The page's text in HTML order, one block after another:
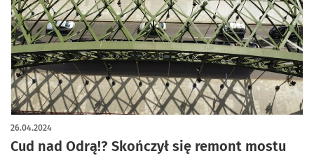
Cud nad Odrą!? Skończył się remont mostu
26.04.2024
artykuł z galerią zdjęć